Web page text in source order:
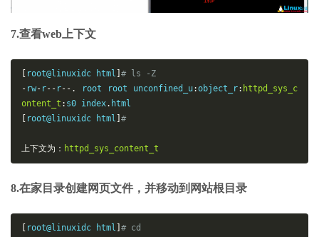
7.查看web上下文
root@linuxidc html # ls
-Z
- rw- r-- r-- . root root unconfined_u:object_r: httpd_sys_c
ontent_t : s0 index. html
root@linuxidc html #
上下文为： httpd_sys_content_t
8.在家目录创建网页文件，并移动到网站根目录
root@linuxidc html # cd